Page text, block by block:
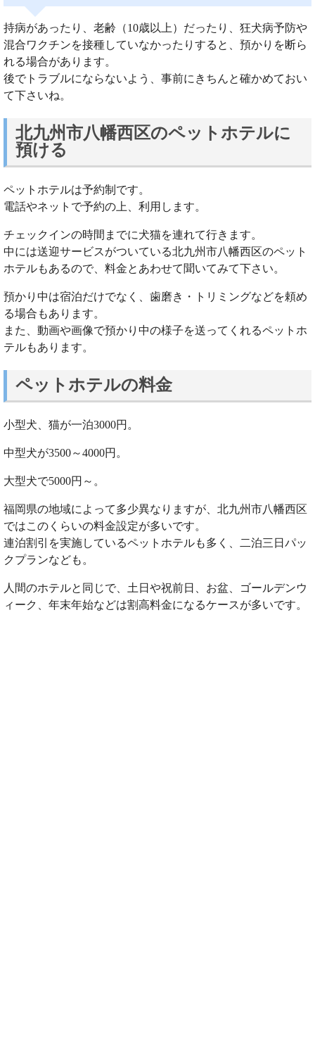
持病があったり、老齢（10歳以上）だったり、狂犬病予防や
混合ワクチンを接種していなかったりすると、預かりを断ら
れる場合があります。
後でトラブルにならないよう、事前にきちんと確かめておい
て下さいね。
北九州市八幡西区のペットホテルに
預ける
ペットホテルは予約制です。
電話やネットで予約の上、利用します。
チェックインの時間までに犬猫を連れて行きます。
中には送迎サービスがついている北九州市八幡西区のペット
ホテルもあるので、料金とあわせて聞いてみて下さい。
預かり中は宿泊だけでなく、歯磨き・トリミングなどを頼め
る場合もあります。
また、動画や画像で預かり中の様子を送ってくれるペットホ
テルもあります。
ペットホテルの料金
小型犬、猫が一泊3000円。
中型犬が3500～4000円。
大型犬で5000円～。
福岡県の地域によって多少異なりますが、北九州市八幡西区
ではこのくらいの料金設定が多いです。
連泊割引を実施しているペットホテルも多く、二泊三日パッ
クプランなども。
人間のホテルと同じで、土日や祝前日、お盆、ゴールデンウ
ィーク、年末年始などは割高料金になるケースが多いです。